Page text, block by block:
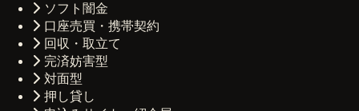
ソフト闇金
口座売買・携帯契約
回収・取立て
完済妨害型
対面型
押し貸し